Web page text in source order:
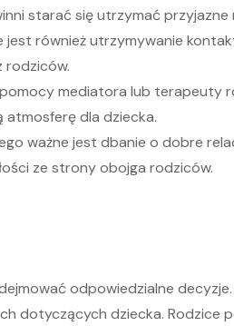
starać się utrzymać przyjazne
również utrzymywanie
rodziców.
mediatora lub terapeuty
dla dziecka.
ważne jest dbanie o dobre
ze strony obojga rodziców.
odpowiedzialne decyzje.
dotyczących dziecka. Rodzice